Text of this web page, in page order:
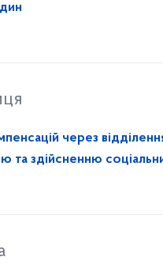
відділення поштового
та здійсненню